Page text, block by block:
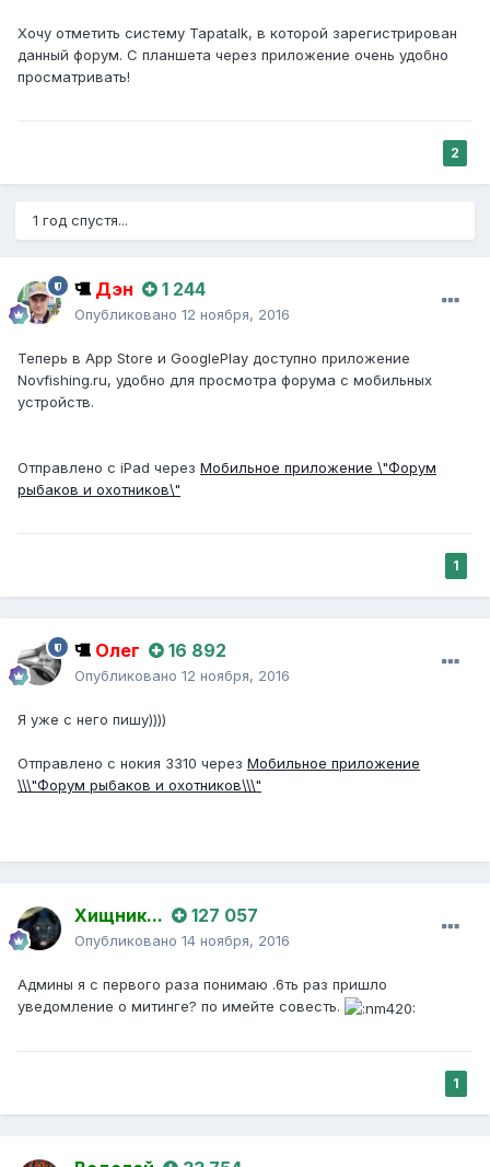
Хочу отметить систему Tapatalk, в которой зарегистрирован
данный форум. С планшета через приложение очень удобно
просматривать!
2
1 год спустя...
Дэн 1 244
Опубликовано 12 ноября, 2016
Теперь в App Store и GooglePlay доступно приложение
Novfishing.ru, удобно для просмотра форума с мобильных
устройств.
Отправлено с iPad через Мобильное приложение \"Форум
рыбаков и охотников\"
1
Олег 16 892
Опубликовано 12 ноября, 2016
Я уже с него пишу))))
Отправлено с нокия 3310 через Мобильное приложение
\\\"Форум рыбаков и охотников\\\"
Хищник... 127 057
Опубликовано 14 ноября, 2016
Админы я с первого раза понимаю .6ть раз пришло
уведомление о митинге? по имейте совесть.
1